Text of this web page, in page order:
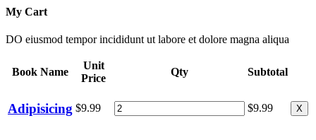
My Cart
DO eiusmod tempor incididunt ut labore et dolore magna aliqua
Book Name
Unit
Price
Qty Subtotal
Adipisicing $9.99 $9.99 X